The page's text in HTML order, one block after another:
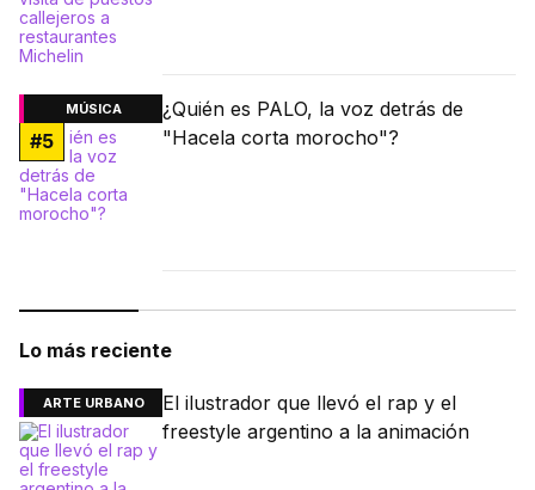
MÚSICA
#5
¿Quién es PALO, la voz detrás de
"Hacela corta morocho"?
Lo más reciente
ARTE URBANO
El ilustrador que llevó el rap y el
freestyle argentino a la animación